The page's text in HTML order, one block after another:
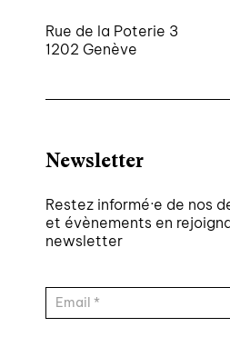
Rue de la Poterie 3
1202 Genève
Newsletter
Restez informé·e de nos
et évènements en
newsletter